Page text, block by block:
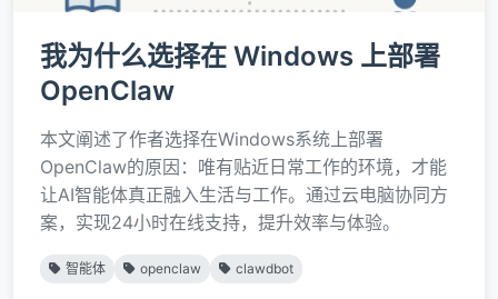
我为什么选择在 Windows 上部署
OpenClaw
本文阐述了作者选择在Windows系统上部署
OpenClaw的原因：唯有贴近日常工作的环境，才能
让AI智能体真正融入生活与工作。通过云电脑协同方
案，实现24小时在线支持，提升效率与体验。
智能体 openclaw clawdbot